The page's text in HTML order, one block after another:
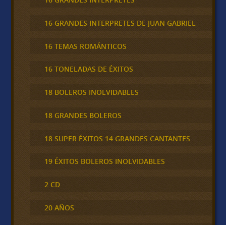
16 GRANDES INTERPRETES DE JUAN GABRIEL
16 TEMAS ROMÁNTICOS
16 TONELADAS DE ÉXITOS
18 BOLEROS INOLVIDABLES
18 GRANDES BOLEROS
18 SUPER ÉXITOS 14 GRANDES CANTANTES
19 ÉXITOS BOLEROS INOLVIDABLES
2 CD
20 AÑOS